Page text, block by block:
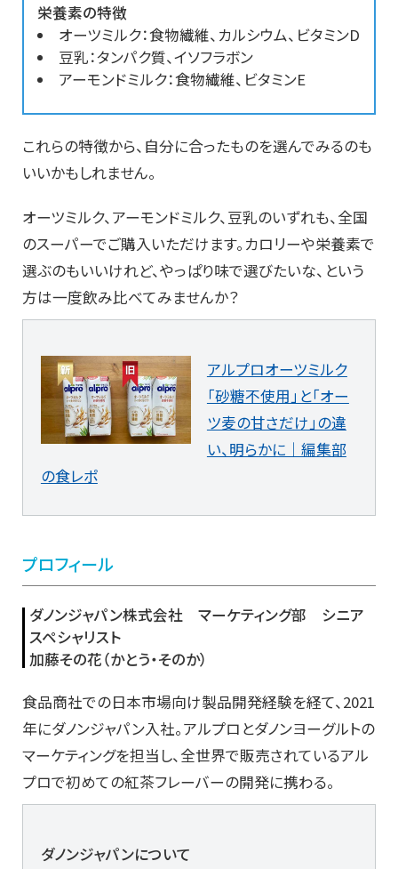
栄養素の特徴
オーツミルク：食物繊維、カルシウム、ビタミンD
豆乳：タンパク質、イソフラボン
アーモンドミルク：食物繊維、ビタミンE
これらの特徴から、自分に合ったものを選んでみるのも
いいかもしれません。
オーツミルク、アーモンドミルク、豆乳のいずれも、全国
のスーパーでご購入いただけます。カロリーや栄養素で
選ぶのもいいけれど、やっぱり味で選びたいな、という
方は一度飲み比べてみませんか？
アルプロオーツミルク
「砂糖不使用」と「オー
ツ麦の甘さだけ」の違
い、明らかに｜編集部
の食レポ
プロフィール
ダノンジャパン株式会社 マーケティング部 シニア
スペシャリスト
加藤その花（かとう・そのか）
食品商社での日本市場向け製品開発経験を経て、2021
年にダノンジャパン入社。アルプロとダノンヨーグルトの
マーケティングを担当し、全世界で販売されているアル
プロで初めての紅茶フレーバーの開発に携わる。
ダノンジャパンについて